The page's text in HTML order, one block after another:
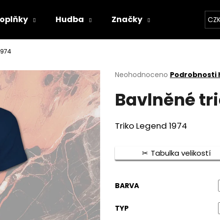
Hudba Značky
Průměrné
produktu
je
z
5
Neohodnoceno Podrobnosti
Bavlněné
Triko Legend 1974
Tabulka velikostí
BARVA
TYP
Co potřebujete najít?
HLEDAT
Doporučujeme
TRIČKO - WITCHERPANÝ
BAVLNĚNÉ